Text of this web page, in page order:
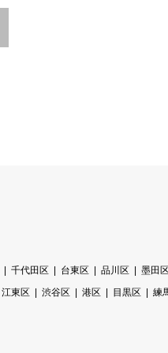
千代田区 台東区 品川区 墨田
江東区 渋谷区 港区 目黒区 練